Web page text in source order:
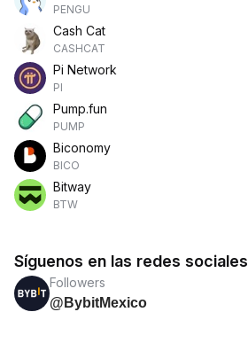
PENGU
Cash Cat
CASHCAT
Pi Network
PI
Pump.fun
PUMP
Biconomy
BICO
Bitway
BTW
Síguenos en las redes sociales
Followers
@BybitMexico